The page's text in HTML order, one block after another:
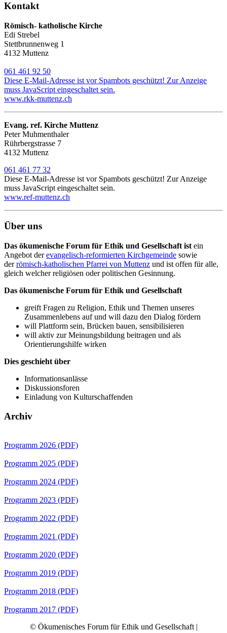
Kontakt
Römisch- katholische Kirche
Edi Strebel
Stettbrunnenweg 1
4132 Muttenz
061 461 92 50
Diese E-Mail-Adresse ist vor Spambots geschützt! Zur Anzeige
muss JavaScript eingeschaltet sein.
www.rkk-muttenz.ch
Evang. ref. Kirche Muttenz
Peter Muhmenthaler
Rührbergstrasse 7
4132 Muttenz
061 461 77 32
Diese E-Mail-Adresse ist vor Spambots geschützt! Zur Anzeige
muss JavaScript eingeschaltet sein.
www.ref-muttenz.ch
Über uns
Das ökumenische Forum für Ethik und Gesellschaft ist ein
Angebot derevangelisch-reformierten Kirchgemeinde sowie
derrömisch-katholischen Pfarrei von Muttenz und ist offen für alle,
gleich welcher religiösen oder politischen Gesinnung.
Das ökumenische Forum für Ethik und Gesellschaft
greift Fragen zu Religion, Ethik und Themen unseres
Zusammenlebens auf und will dazu den Dialog fördern
will Plattform sein, Brücken bauen, sensibilisieren
will aktiv zur Meinungsbildung beitragen und als
Orientierungshilfe wirken
Dies geschieht über
Informationsanlässe
Diskussionsforen
Einladung von Kulturschaffenden
Archiv
Programm 2026 (PDF)
Programm 2025 (PDF)
Programm 2024 (PDF)
Programm 2023 (PDF)
Programm 2022 (PDF)
Programm 2021 (PDF)
Programm 2020 (PDF)
Programm 2019 (PDF)
Programm 2018 (PDF)
Programm 2017 (PDF)
© Ökumenisches Forum für Ethik und Gesellschaft |